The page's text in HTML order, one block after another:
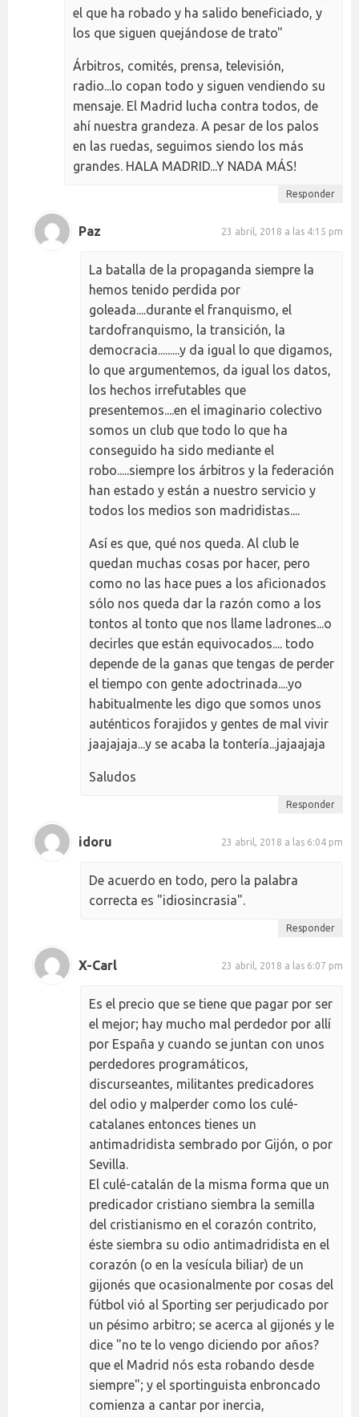
el que ha robado y ha salido beneficiado, y
los que siguen quejándose de trato"
Árbitros, comités, prensa, televisión,
radio...lo copan todo y siguen vendiendo su
mensaje. El Madrid lucha contra todos, de
ahí nuestra grandeza. A pesar de los palos
en las ruedas, seguimos siendo los más
grandes. HALA MADRID...Y NADA MÁS!
Responder
Paz 23 abril, 2018 a las 4:15 pm
La batalla de la propaganda siempre la
hemos tenido perdida por
goleada....durante el franquismo, el
tardofranquismo, la transición, la
democracia.........y da igual lo que digamos,
lo que argumentemos, da igual los datos,
los hechos irrefutables que
presentemos....en el imaginario colectivo
somos un club que todo lo que ha
conseguido ha sido mediante el
robo.....siempre los árbitros y la federación
han estado y están a nuestro servicio y
todos los medios son madridistas....
Así es que, qué nos queda. Al club le
quedan muchas cosas por hacer, pero
como no las hace pues a los aficionados
sólo nos queda dar la razón como a los
tontos al tonto que nos llame ladrones...o
decirles que están equivocados.... todo
depende de la ganas que tengas de perder
el tiempo con gente adoctrinada....yo
habitualmente les digo que somos unos
auténticos forajidos y gentes de mal vivir
jaajajaja...y se acaba la tontería...jajaajaja
Saludos
Responder
idoru 23 abril, 2018 a las 6:04 pm
De acuerdo en todo, pero la palabra
correcta es "idiosincrasia".
Responder
X-Carl 23 abril, 2018 a las 6:07 pm
Es el precio que se tiene que pagar por ser
el mejor; hay mucho mal perdedor por allí
por España y cuando se juntan con unos
perdedores programáticos,
discurseantes, militantes predicadores
del odio y malperder como los culé-
catalanes entonces tienes un
antimadridista sembrado por Gijón, o por
Sevilla.
El culé-catalán de la misma forma que un
predicador cristiano siembra la semilla
del cristianismo en el corazón contrito,
éste siembra su odio antimadridista en el
corazón (o en la vesícula biliar) de un
gijonés que ocasionalmente por cosas del
fútbol vió al Sporting ser perjudicado por
un pésimo arbitro; se acerca al gijonés y le
dice "no te lo vengo diciendo por años?
que el Madrid nós esta robando desde
siempre"; y el sportinguista enbroncado
comienza a cantar por inercia,